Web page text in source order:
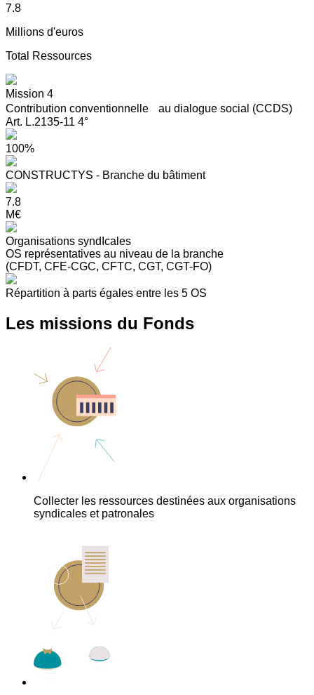
7.8
Millions d'euros
Total Ressources
Mission 4
Contribution conventionnelle au dialogue social (CCDS)
Art. L.2135-11 4°
100%
CONSTRUCTYS - Branche du bâtiment
7.8
M€
Organisations syndIcales
OS représentatives au niveau de la branche
(CFDT, CFE-CGC, CFTC, CGT, CGT-FO)
Répartition à parts égales entre les 5 OS
Les missions du Fonds
Collecter les ressources destinées aux organisations
syndicales et patronales